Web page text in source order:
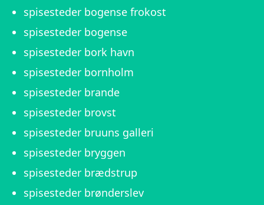
spisesteder bogense frokost
spisesteder bogense
spisesteder bork havn
spisesteder bornholm
spisesteder brande
spisesteder brovst
spisesteder bruuns galleri
spisesteder bryggen
spisesteder brædstrup
spisesteder brønderslev